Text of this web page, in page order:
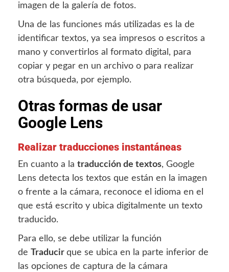
imagen de la galería de fotos.
Una de las funciones más utilizadas es la de
identificar textos, ya sea impresos o escritos a
mano y convertirlos al formato digital, para
copiar y pegar en un archivo o para realizar
otra búsqueda, por ejemplo.
Otras formas de usar
Google Lens
Realizar traducciones instantáneas
En cuanto a la traducción de textos, Google
Lens detecta los textos que están en la imagen
o frente a la cámara, reconoce el idioma en el
que está escrito y ubica digitalmente un texto
traducido.
Para ello, se debe utilizar la función
de Traducir que se ubica en la parte inferior de
las opciones de captura de la cámara